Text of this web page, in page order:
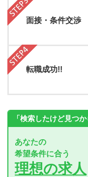
面接・条件交渉
転職成功!!
「検索したけど見つ
あなたの
希望条件に合う
理想の求人